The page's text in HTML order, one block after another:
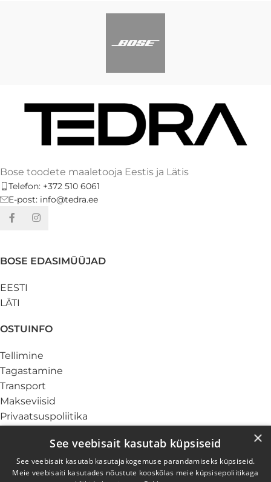
Bose toodete maaletooja Eestis ja Lätis
Telefon: +372 510 6061
E-post: info@tedra.ee
BOSE EDASIMÜÜJAD
EESTI
LÄTI
OSTUINFO
Tellimine
Tagastamine
Transport
Makseviisid
Privaatsuspoliitika
TEENUSED
×
See veebisait kasutab küpsiseid
See veebisait kasutab kasutajakogemuse parandamiseks küpsiseid.
Meie veebisaiti kasutades nõustute kooskõlas meie küpsisepoliitikaga